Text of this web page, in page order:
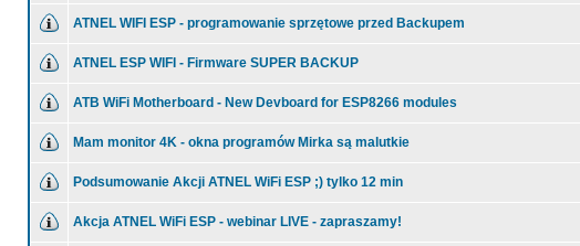
ATNEL WIFI ESP - programowanie sprzętowe przed Backupem
ATNEL ESP WIFI - Firmware SUPER BACKUP
ATB WiFi Motherboard - New Devboard for ESP8266 modules
Mam monitor 4K - okna programów Mirka są malutkie
Podsumowanie Akcji ATNEL WiFi ESP ;) tylko 12 min
Akcja ATNEL WiFi ESP - webinar LIVE - zapraszamy!